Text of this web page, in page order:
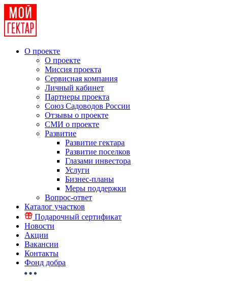
О проекте
О проекте
Миссия проекта
Сервисная компания
Личный кабинет
Партнеры проекта
Союз Садоводов России
Отзывы о проекте
СМИ о проекте
Развитие
Развитие гектара
Развитие поселков
Глазами инвестора
Услуги
Бизнес-планы
Меры поддержки
Вопрос-ответ
Каталог участков
Подарочный сертификат
Новости
Акции
Вакансии
Контакты
Фонд добра